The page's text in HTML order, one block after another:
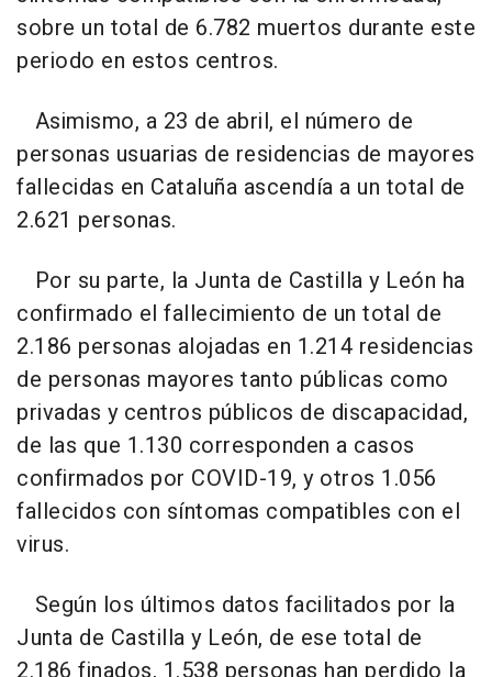
sobre un total de 6.782 muertos durante este
periodo en estos centros.
Asimismo, a 23 de abril, el número de
personas usuarias de residencias de mayores
fallecidas en Cataluña ascendía a un total de
2.621 personas.
Por su parte, la Junta de Castilla y León ha
confirmado el fallecimiento de un total de
2.186 personas alojadas en 1.214 residencias
de personas mayores tanto públicas como
privadas y centros públicos de discapacidad,
de las que 1.130 corresponden a casos
confirmados por COVID-19, y otros 1.056
fallecidos con síntomas compatibles con el
virus.
Según los últimos datos facilitados por la
Junta de Castilla y León, de ese total de